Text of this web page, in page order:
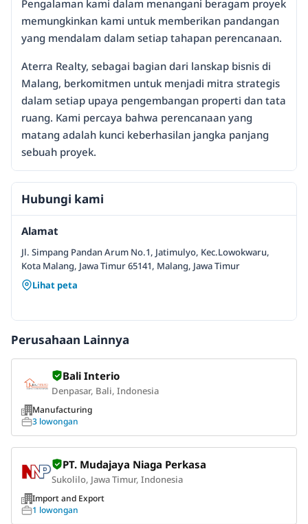
Pengalaman kami dalam menangani beragam proyek
memungkinkan kami untuk memberikan pandangan
yang mendalam dalam setiap tahapan perencanaan.
Aterra Realty, sebagai bagian dari lanskap bisnis di
Malang, berkomitmen untuk menjadi mitra strategis
dalam setiap upaya pengembangan properti dan tata
ruang. Kami percaya bahwa perencanaan yang
matang adalah kunci keberhasilan jangka panjang
sebuah proyek.
Hubungi kami
Alamat
Jl. Simpang Pandan Arum No.1, Jatimulyo, Kec.Lowokwaru,
Kota Malang, Jawa Timur 65141, Malang, Jawa Timur
Lihat peta
Perusahaan Lainnya
Bali Interio
Denpasar, Bali, Indonesia
Manufacturing
3 lowongan
PT. Mudajaya Niaga Perkasa
Sukolilo, Jawa Timur, Indonesia
Import and Export
1 lowongan